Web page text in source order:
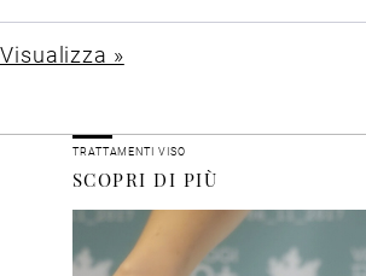
Visualizza »
TRATTAMENTI VISO
SCOPRI DI PIÙ